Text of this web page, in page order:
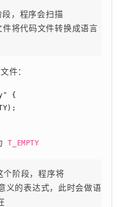
，程序会扫描
将代码文件转换成语言
件：
{
T_EMPTY
阶段，程序将
义的表达式，此时会做语